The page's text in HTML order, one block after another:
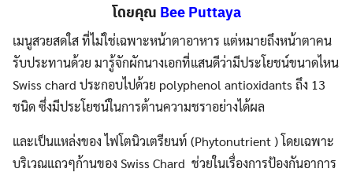
โดยคุณ Bee Puttaya
เมนูสวยสดใส ที่ไม่ใช่เฉพาะหน้าตาอาหาร แต่หมายถึงหน้าตาคน
รับประทานด้วย มารู้จักผักนางเอกที่แสนดีว่ามีประโยชน์ขนาดไหน
Swiss chard ประกอบไปด้วย polyphenol antioxidants ถึง 13
ชนิด ซึ่งมีประโยชน์ในการต้านความชราอย่างได้ผล
และเป็นแหล่งของ ไฟโตนิวเตรียนท์ (Phytonutrient ) โดยเฉพาะ
บริเวณแถวๆก้านของ Swiss Chard ช่วยในเรื่องการป้องกันอาการ